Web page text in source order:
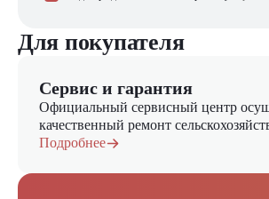
Для покупателя
Сервис и гарантия
Официальный сервисный центр
качественный ремонт
Подробнее